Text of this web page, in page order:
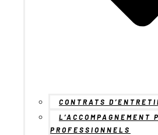
CONTRATS
L’ACCOMPAGNEMENT
PROFESSIONNELS